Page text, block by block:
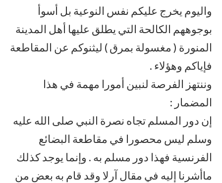
واليوم يخرج عليكم نفس النوعية بل أسوأ
بوجوههم الكالحة التي يطلق عليها أهل المدينة
المنورة ( مغسولة بمرق ) ليثنوكم عن المقاطعة
فإياكم وهؤلاء .
وننتهز الفرصة لنبين أمورا مهمة في هذا
المضمار :
إن دور المسلم تجاه نصرة النبي صلى الله عليه
وسلم ليس محصورا في مقاطعة البضائع
الفرنسية فهذا دور مسلم به . وإنما يوجد كذلك
ماأشرنا إليه في مقال آرلا وقد قام به بعض من